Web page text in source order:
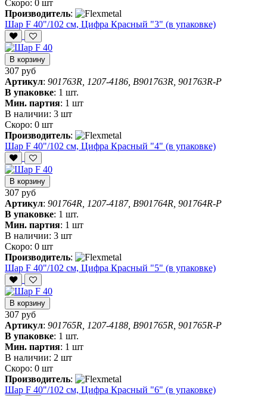
Скоро: 0 шт
Производитель:
Шар F 40"/102 см, Цифра Красный "3" (в упаковке)
В корзину
307 руб
Артикул: 901763R, 1207-4186, B901763R, 901763R-P
В упаковке: 1 шт.
Мин. партия: 1 шт
В наличии: 3 шт
Скоро: 0 шт
Производитель:
Шар F 40"/102 см, Цифра Красный "4" (в упаковке)
В корзину
307 руб
Артикул: 901764R, 1207-4187, B901764R, 901764R-P
В упаковке: 1 шт.
Мин. партия: 1 шт
В наличии: 3 шт
Скоро: 0 шт
Производитель:
Шар F 40"/102 см, Цифра Красный "5" (в упаковке)
В корзину
307 руб
Артикул: 901765R, 1207-4188, B901765R, 901765R-P
В упаковке: 1 шт.
Мин. партия: 1 шт
В наличии: 2 шт
Скоро: 0 шт
Производитель:
Шар F 40"/102 см, Цифра Красный "6" (в упаковке)